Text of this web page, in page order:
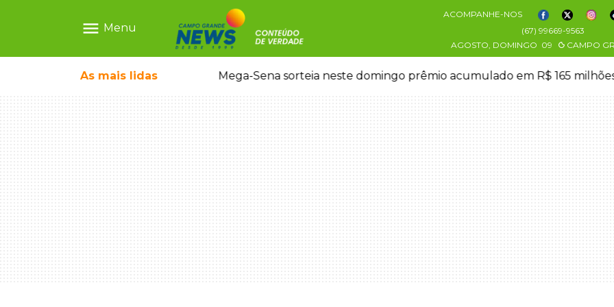
menu Menu
ACOMPANHE-NOS
(67) 99669-9563
AGOSTO, DOMINGO 09 CAMPO
As mais lidas
em sequestro de bebê na Capital Mega-Sena sorteia neste domingo prêmio acumulado em R$ 165